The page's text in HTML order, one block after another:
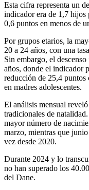
Esta cifra representa un
indicador era de 1,7
0,6 puntos en menos de
Por grupos etarios, la
20 a 24 años, con una
Sin embargo, el
años, donde el indicador
reducción de 25,4
en madres adolescentes.
El análisis mensual
tradicionales de
mayor número de
marzo, mientras que
vez desde 2020.
Durante 2024 y lo
no han superado los
del Dane.